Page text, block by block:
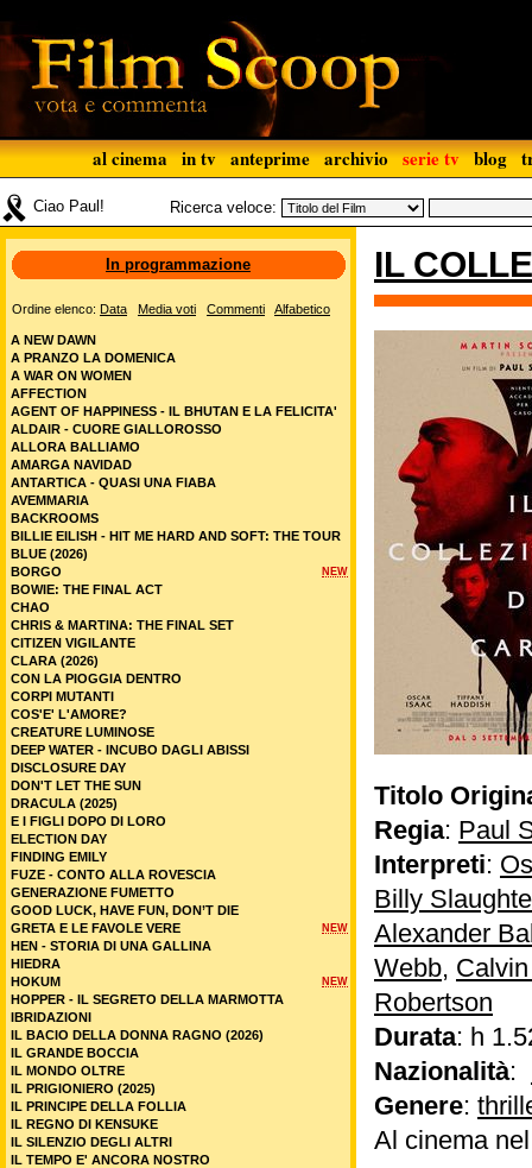
al cinema in tv anteprime archivio serie tv blog
Ciao Paul! Ricerca veloce:
IL
Titolo
Regia: Paul
Interpreti:
Billy
Alexander
Webb,
Robertson
Durata: h
Nazionalità:
Genere:
Al cinema
In programmazione
Ordine elenco: Data Media voti Commenti Alfabetico
A NEW DAWN
A PRANZO LA DOMENICA
A WAR ON WOMEN
AFFECTION
AGENT OF HAPPINESS - IL BHUTAN E LA FELICITA'
ALDAIR - CUORE GIALLOROSSO
ALLORA BALLIAMO
AMARGA NAVIDAD
ANTARTICA - QUASI UNA FIABA
AVEMMARIA
BACKROOMS
BILLIE EILISH - HIT ME HARD AND SOFT: THE TOUR
BLUE (2026)
NEW
BORGO
BOWIE: THE FINAL ACT
CHAO
CHRIS & MARTINA: THE FINAL SET
CITIZEN VIGILANTE
CLARA (2026)
CON LA PIOGGIA DENTRO
CORPI MUTANTI
COS'E' L'AMORE?
CREATURE LUMINOSE
DEEP WATER - INCUBO DAGLI ABISSI
DISCLOSURE DAY
DON'T LET THE SUN
DRACULA (2025)
E I FIGLI DOPO DI LORO
ELECTION DAY
FINDING EMILY
FUZE - CONTO ALLA ROVESCIA
GENERAZIONE FUMETTO
GOOD LUCK, HAVE FUN, DON’T DIE
NEW
GRETA E LE FAVOLE VERE
HEN - STORIA DI UNA GALLINA
HIEDRA
NEW
HOKUM
HOPPER - IL SEGRETO DELLA MARMOTTA
IBRIDAZIONI
IL BACIO DELLA DONNA RAGNO (2026)
IL GRANDE BOCCIA
IL MONDO OLTRE
IL PRIGIONIERO (2025)
IL PRINCIPE DELLA FOLLIA
IL REGNO DI KENSUKE
IL SILENZIO DEGLI ALTRI
IL TEMPO E' ANCORA NOSTRO